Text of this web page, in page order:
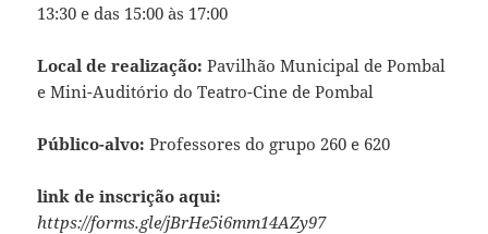
13:30 e das 15:00 às 17:00
Local de realização:Pavilhão Municipal de Pombal
e Mini-Auditório do Teatro-Cine de Pombal
Público-alvo:Professores do grupo 260 e 620
link de inscrição aqui:
https://forms.gle/jBrHe5i6mm14AZy97